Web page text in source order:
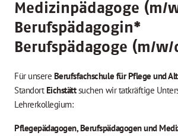
Medizinpädagoge (m/
Berufspädagogin*
Berufspädagoge (m/w/
Für unsere Berufsfachschule für Pflege und
Standort Eichstättsuchen wir tatkräftige
Lehrerkollegium:
Pflegepädagogen, Berufspädagogen und